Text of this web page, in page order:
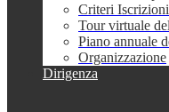
Criteri Iscrizioni
Tour virtuale
Piano annuale
Organizzazione
Dirigenza